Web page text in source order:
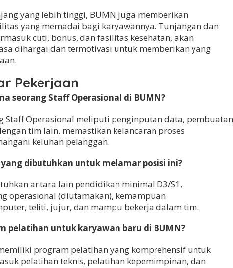
yang lebih tinggi, BUMN juga memberikan
yang memadai bagi karyawannya. Tunjangan dan
cuti, bonus, dan fasilitas kesehatan, akan
dihargai dan termotivasi untuk memberikan yang
Pekerjaan
seorang Staff Operasional di BUMN?
Staff Operasional meliputi penginputan data, pembuatan
tim lain, memastikan kelancaran proses
keluhan pelanggan.
dibutuhkan untuk melamar posisi ini?
antara lain pendidikan minimal D3/S1,
operasional (diutamakan), kemampuan
teliti, jujur, dan mampu bekerja dalam tim.
pelatihan untuk karyawan baru di BUMN?
program pelatihan yang komprehensif untuk
pelatihan teknis, pelatihan kepemimpinan, dan